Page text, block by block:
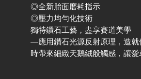
◎全新胎面磨耗指示
◎壓力均勻化技術
獨特鑽石工藝，盡享賽道美學
—應用鑽石光源反射原理，造就
時帶來細緻天鵝絨般觸感，讓愛